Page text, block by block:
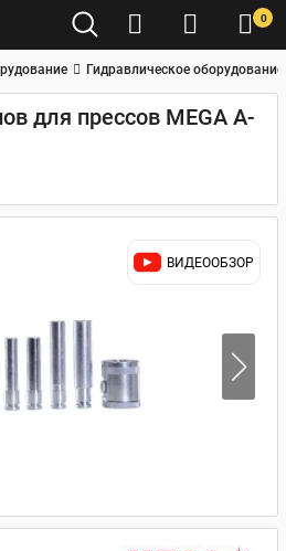
0
Гидравлическое оборудование
для прессов MEGA A-
ВИДЕООБЗОР